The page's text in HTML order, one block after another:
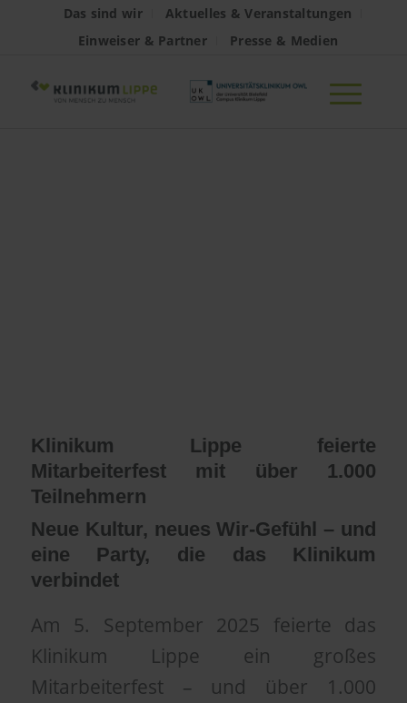
Das sind wir
Aktuelles & Veranstaltungen
Einweiser & Partner
Presse & Medien
Klinikum Lippe feierte
Mitarbeiterfest mit über 1.000
Teilnehmern
Neue Kultur, neues Wir-Gefühl – und
eine Party, die das Klinikum
verbindet
Am 5. September 2025 feierte das
Klinikum Lippe ein großes
Mitarbeiterfest – und über 1.000